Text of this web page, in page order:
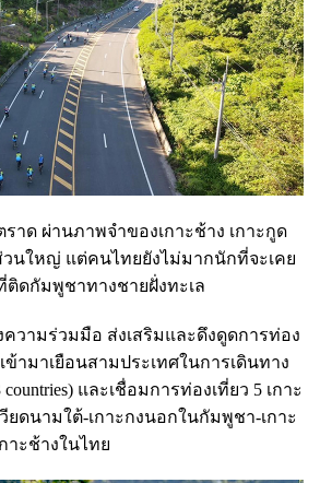
าด ผ่านภาพจำของเกาะช้าง เกาะกูด
วนใหญ่ แต่คนไทยยังไม่มากนักที่จะเคย
ดกัมพูชาทางชายฝั่งทะเล
ความร่วมมือ ส่งเสริมและดึงดูดการท่อง
ข้ามาเยือนสามประเทศในการเดินทาง
countries) และเชื่อมการท่องเที่ยว 5 เกาะ
ยดนามใต้-เกาะกงนอกในกัมพูชา-เกาะ
าะช้างในไทย